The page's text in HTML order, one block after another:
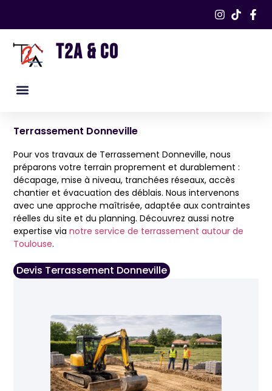
T2A & CO
Terrassement Donneville
Pour vos travaux de Terrassement Donneville, nous
préparons votre terrain proprement et durablement :
décapage, mise à niveau, tranchées réseaux, accès
chantier et évacuation des déblais. Nous intervenons
avec une approche maîtrisée, adaptée aux contraintes
réelles du site et du planning. Découvrez aussi notre
expertise vianotre service de terrassement autour de
Toulouse.
Devis Terrassement Donneville